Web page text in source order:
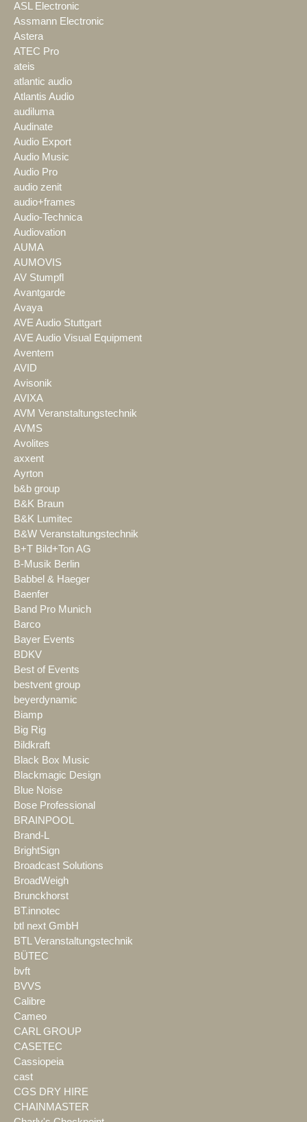
ASL Electronic
Assmann Electronic
Astera
ATEC Pro
ateis
atlantic audio
Atlantis Audio
audiluma
Audinate
Audio Export
Audio Music
Audio Pro
audio zenit
audio+frames
Audio-Technica
Audiovation
AUMA
AUMOVIS
AV Stumpfl
Avantgarde
Avaya
AVE Audio Stuttgart
AVE Audio Visual Equipment
Aventem
AVID
Avisonik
AVIXA
AVM Veranstaltungstechnik
AVMS
Avolites
axxent
Ayrton
b&b group
B&K Braun
B&K Lumitec
B&W Veranstaltungstechnik
B+T Bild+Ton AG
B-Musik Berlin
Babbel & Haeger
Baenfer
Band Pro Munich
Barco
Bayer Events
BDKV
Best of Events
bestvent group
beyerdynamic
Biamp
Big Rig
Bildkraft
Black Box Music
Blackmagic Design
Blue Noise
Bose Professional
BRAINPOOL
Brand-L
BrightSign
Broadcast Solutions
BroadWeigh
Brunckhorst
BT.innotec
btl next GmbH
BTL Veranstaltungstechnik
BÜTEC
bvft
BVVS
Calibre
Cameo
CARL GROUP
CASETEC
Cassiopeia
cast
CGS DRY HIRE
CHAINMASTER